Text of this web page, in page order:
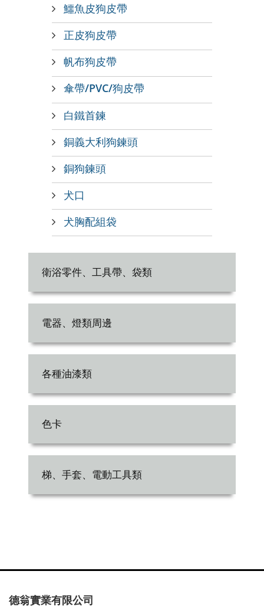
鱷魚皮狗皮帶
正皮狗皮帶
帆布狗皮帶
傘帶/PVC/狗皮帶
白鐵首鍊
銅義大利狗鍊頭
銅狗鍊頭
犬口
犬胸配組袋
衛浴零件、工具帶、袋類
電器、燈類周邊
各種油漆類
色卡
梯、手套、電動工具類
德翁實業有限公司